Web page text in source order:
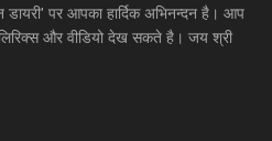
पर आपका हार्दिक अभिनन्दन है। आप
और वीडियो देख सकते है। जय श्री